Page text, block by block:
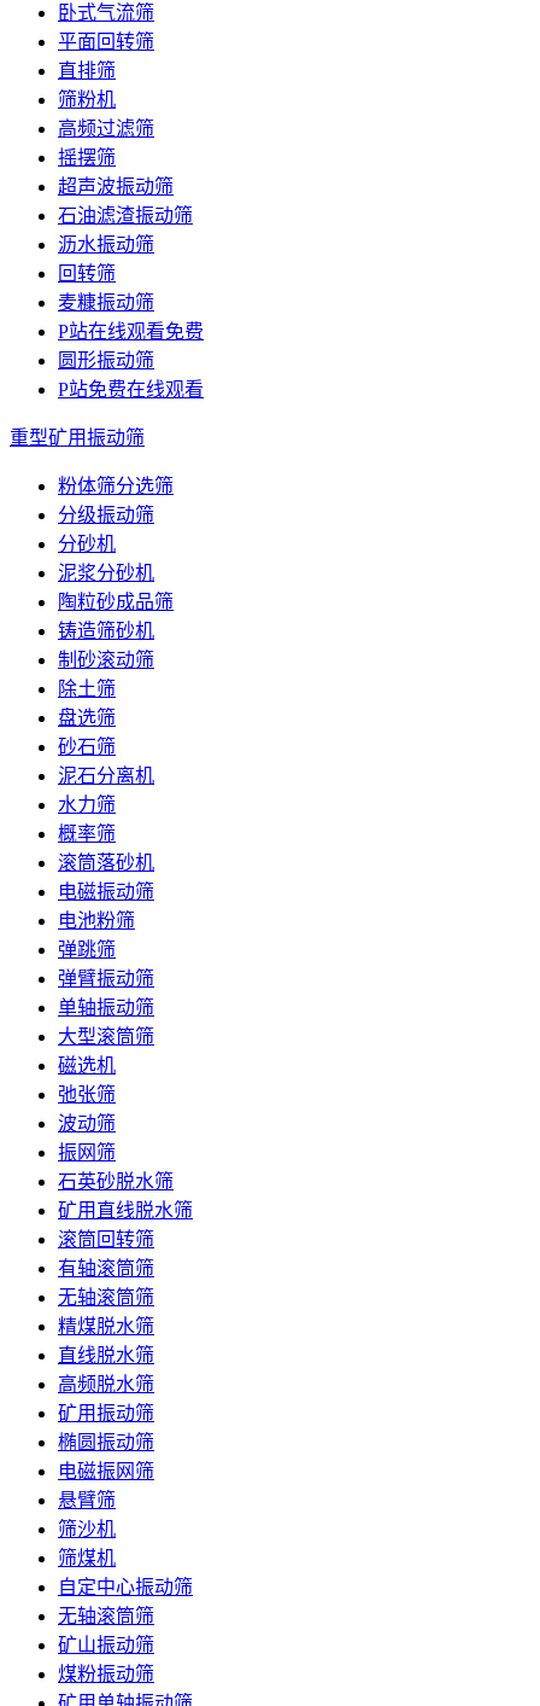
卧式气流筛
平面回转筛
直排筛
筛粉机
高频过滤筛
摇摆筛
超声波振动筛
石油滤渣振动筛
沥水振动筛
回转筛
麦糠振动筛
P站在线观看免费
圆形振动筛
P站免费在线观看
重型矿用振动筛
粉体筛分选筛
分级振动筛
分砂机
泥浆分砂机
陶粒砂成品筛
铸造筛砂机
制砂滚动筛
除土筛
盘选筛
砂石筛
泥石分离机
水力筛
概率筛
滚筒落砂机
电磁振动筛
电池粉筛
弹跳筛
弹臂振动筛
单轴振动筛
大型滚筒筛
磁选机
弛张筛
波动筛
振网筛
石英砂脱水筛
矿用直线脱水筛
滚筒回转筛
有轴滚筒筛
无轴滚筒筛
精煤脱水筛
直线脱水筛
高频脱水筛
矿用振动筛
椭圆振动筛
电磁振网筛
悬臂筛
筛沙机
筛煤机
自定中心振动筛
无轴滚筒筛
矿山振动筛
煤粉振动筛